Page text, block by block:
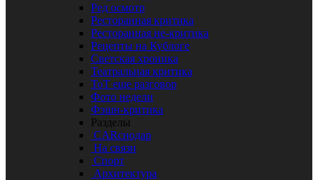
Ред осмотр
Ресторанная критика
Ресторанная не-критика
Рецепты на Кублоге
Светская хроника
Театральная критика
ТоТ еще разговор
Фото недели
Фэшн-критика
Разделы
CARснодар
На связи
Спорт
Архитектура